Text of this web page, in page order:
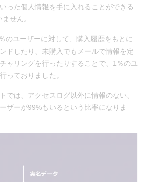
った個人情報を手に入れることができる
せん。
のユーザーに対して、購入履歴をもとに
ドしたり、未購入でもメールで情報を定
ャリングを行ったりすることで、1％のユ
っておりました。
では、アクセスログ以外に情報のない、
ザーが99%もいるという比率になりま